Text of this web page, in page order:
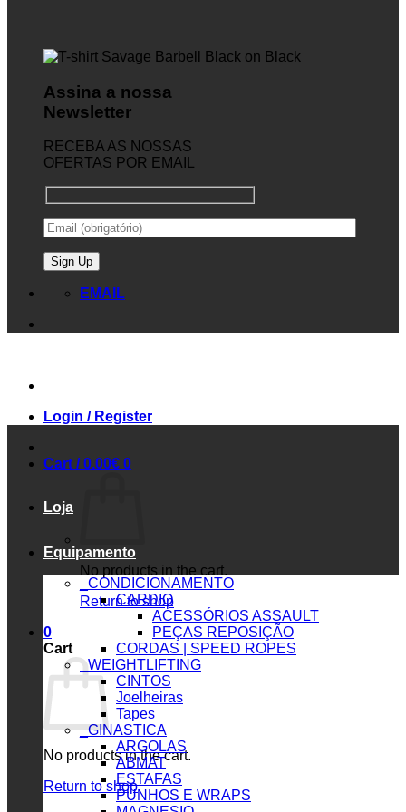
Assina a nossa
Newsletter
RECEBA AS NOSSAS
OFERTAS POR EMAIL
EMAIL
Login / Register
Cart /0.00€ 0
No products in the cart.
Return to shop
0
Cart
No products in the cart.
Return to shop
Loja
Equipamento
_CONDICIONAMENTO
CARDIO
ACESSÓRIOS ASSAULT
PEÇAS REPOSIÇÃO
CORDAS | SPEED ROPES
_WEIGHTLIFTING
CINTOS
Joelheiras
Tapes
_GINASTICA
ARGOLAS
ABMAT
ESTAFAS
PUNHOS E WRAPS